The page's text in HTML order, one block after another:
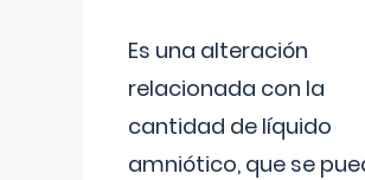
Es una alteración
relacionada con la
cantidad de líquido
amniótico, que se